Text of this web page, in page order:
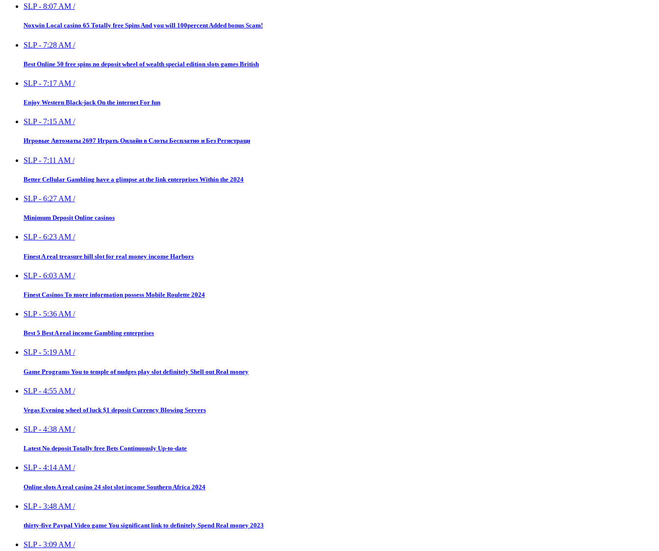
SLP- 8:07 AM /
Noxwin Local casino 65 Totally free Spins And you will 100percent Added bonus Scam!
SLP- 7:28 AM /
Best Online 50 free spins no deposit wheel of wealth special edition slots games British
SLP- 7:17 AM /
Enjoy Western Black-jack On the internet For fun
SLP- 7:15 AM /
Игровые Автоматы 2697 Играть Онлайн в Слоты Бесплатно и Без Регистраци
SLP- 7:11 AM /
Better Cellular Gambling have a glimpse at the link enterprises Within the 2024
SLP- 6:27 AM /
Minimum Deposit Online casinos
SLP- 6:23 AM /
Finest A real treasure hill slot for real money income Harbors
SLP- 6:03 AM /
Finest Casinos To more information possess Mobile Roulette 2024
SLP- 5:36 AM /
Best 5 Best A real income Gambling enterprises
SLP- 5:19 AM /
Game Programs You to temple of nudges play slot definitely Shell out Real money
SLP- 4:55 AM /
Vegas Evening wheel of luck $1 deposit Currency Blowing Servers
SLP- 4:38 AM /
Latest No deposit Totally free Bets Continuously Up-to-date
SLP- 4:14 AM /
Online slots A real casino 24 slot slot income Southern Africa 2024
SLP- 3:48 AM /
thirty-five Paypal Video game You significant link to definitely Spend Real money 2023
SLP- 3:09 AM /